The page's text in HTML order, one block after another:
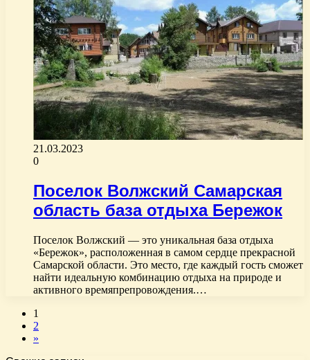
21.03.2023
0
Поселок Волжский Самарская
область база отдыха Бережок
Поселок Волжский — это уникальная база отдыха
«Бережок», расположенная в самом сердце прекрасной
Самарской области. Это место, где каждый гость сможет
найти идеальную комбинацию отдыха на природе и
активного времяпрепровождения.…
1
2
»